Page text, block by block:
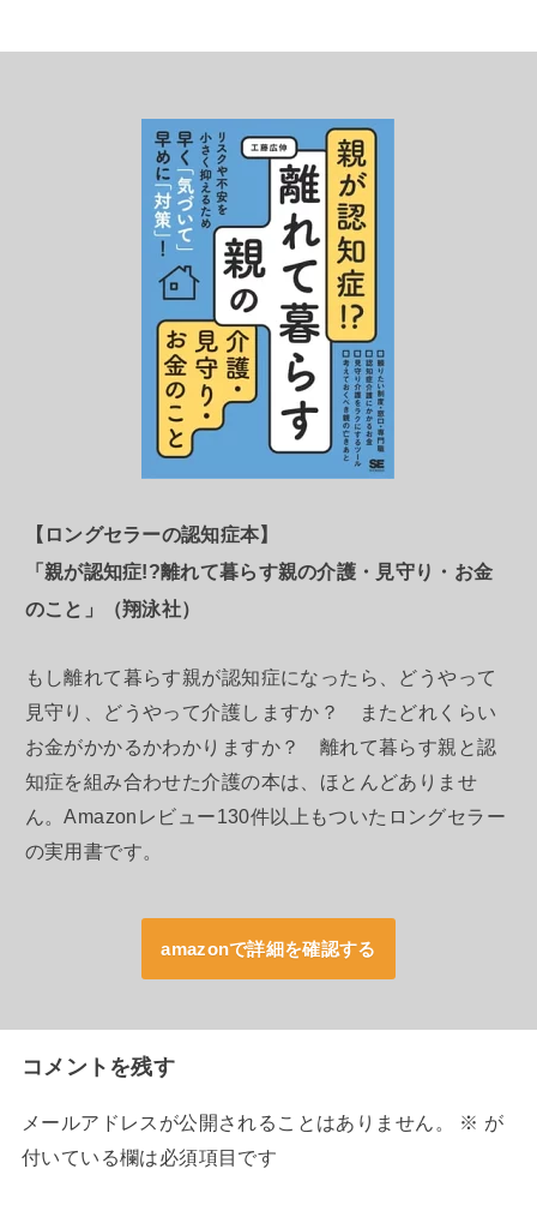
【ロングセラーの認知症本】
「親が認知症!?離れて暮らす親の介護・見守り・お金
のこと」（翔泳社）
もし離れて暮らす親が認知症になったら、どうやって
見守り、どうやって介護しますか？ またどれくらい
お金がかかるかわかりますか？ 離れて暮らす親と認
知症を組み合わせた介護の本は、ほとんどありませ
ん。Amazonレビュー130件以上もついたロングセラー
の実用書です。
amazonで詳細を確認する
コメントを残す
メールアドレスが公開されることはありません。 ※ が
付いている欄は必須項目です